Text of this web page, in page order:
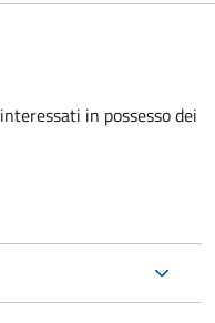
in possesso dei